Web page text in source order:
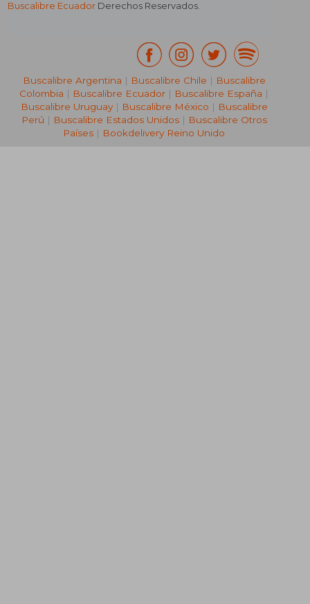
Buscalibre Ecuador Derechos Reservados.
Buscalibre Argentina | Buscalibre Chile | Buscalibre
Colombia | Buscalibre Ecuador | Buscalibre España |
Buscalibre Uruguay| Buscalibre México | Buscalibre
Perú | Buscalibre Estados Unidos| Buscalibre Otros
Países | Bookdelivery Reino Unido